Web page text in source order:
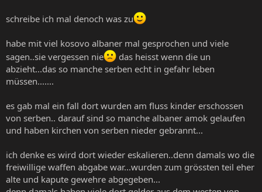
schreibe ich mal denoch was zu
habe mit viel kosovo albaner mal gesprochen und viele
sagen..sie vergessen nie
das heisst wenn die un
abzieht...das so manche serben echt in gefahr leben
müssen.......
es gab mal ein fall dort wurden am fluss kinder erschossen
von serben.. darauf sind so manche albaner amok gelaufen
und haben kirchen von serben nieder gebrannt...
ich denke es wird dort wieder eskalieren..denn damals wo die
freiwillige waffen abgabe war...wurden zum grössten teil eher
alte und kapute gewehre abgegeben...